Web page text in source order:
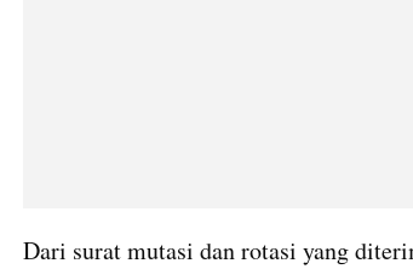
Dari surat mutasi dan rotasi yang